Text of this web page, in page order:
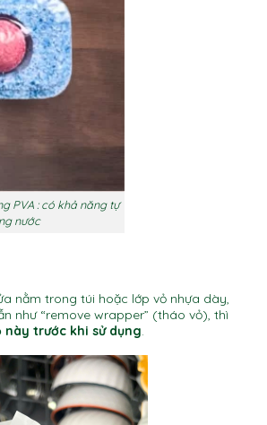
PVA : có khả năng tự
nước
nằm trong túi hoặc lớp vỏ nhựa dày,
như “remove wrapper” (tháo vỏ), thì
này trước khi sử dụng.